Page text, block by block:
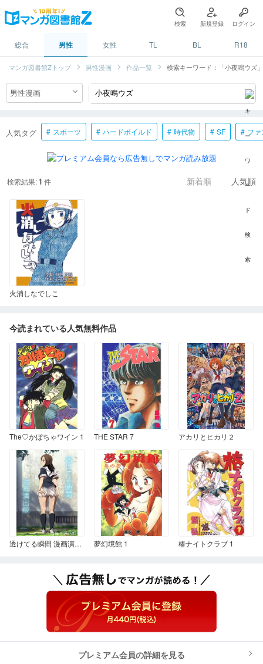
検索 新規登録 ログイン
総合 男性 女性 TL BL R18
マンガ図書館Zトップ 男性漫画 作品一覧 検索キーワード：「小夜鳴ウズ」
人気タグ スポーツ ハードボイルド 時代物 SF フ
検索結果:1 件 新着順 人気順
火消しなでしこ
今読まれている人気無料作品
The♡かぼちゃワイン 1 THE STAR 7 アカリとヒカリ２
透けてる瞬間 漫画演出版 夢幻境館 1 椿ナイトクラブ 1
プレミアム会員の詳細を見る